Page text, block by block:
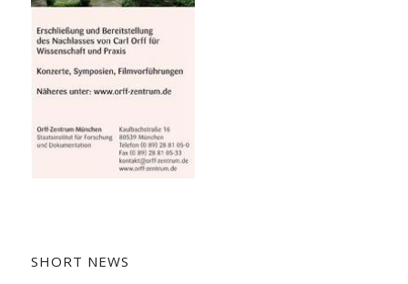
SHORT NEWS